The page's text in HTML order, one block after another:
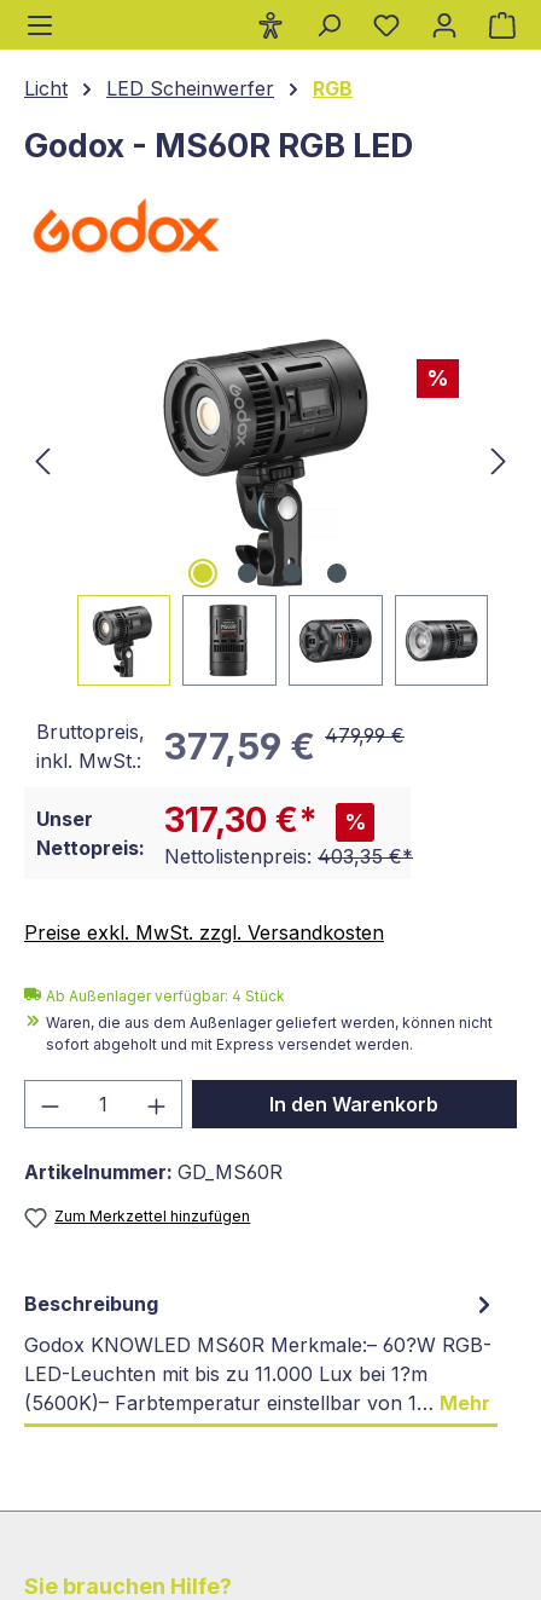
springen
Licht LED Scheinwerfer RGB
Godox - MS60R RGB LED
%
Bruttopreis,
inkl. MwSt.:
377,59 € 479,99 €
Unser
Nettopreis:
317,30 €* %
Nettolistenpreis: 403,35 €*
Preise exkl. MwSt. zzgl. Versandkosten
Ab Außenlager verfügbar: 4 Stück
Waren, die aus dem Außenlager geliefert werden, können nicht
sofort abgeholt und mit Express versendet werden.
Produkt Anzahl: Gib denIn den Warenkorb
Artikelnummer: GD_MS60R
Zum Merkzettel hinzufügen
Beschreibung
Godox KNOWLED MS60R Merkmale:– 60?W RGB-
LED-Leuchten mit bis zu 11.000 Lux bei 1?m
(5600K)– Farbtemperatur einstellbar von 1… Mehr
Sie brauchen Hilfe?